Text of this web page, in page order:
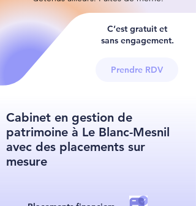
C’est gratuit et
sans engagement.
Prendre RDV
Cabinet en gestion de
patrimoine à Le Blanc-Mesnil
avec des placements sur
mesure